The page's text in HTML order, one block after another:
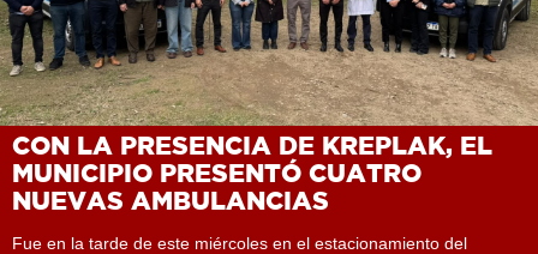
CON LA PRESENCIA DE KREPLAK, EL
MUNICIPIO PRESENTÓ CUATRO
NUEVAS AMBULANCIAS
Fue en la tarde de este miércoles en el estacionamiento del